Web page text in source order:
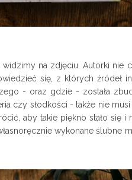
widzimy na zdjęciu. Autorki nie
się, z których źródeł
- oraz gdzie - została
czy słodkości - także nie
aby takie piękno stało się i
wykonane ślubne